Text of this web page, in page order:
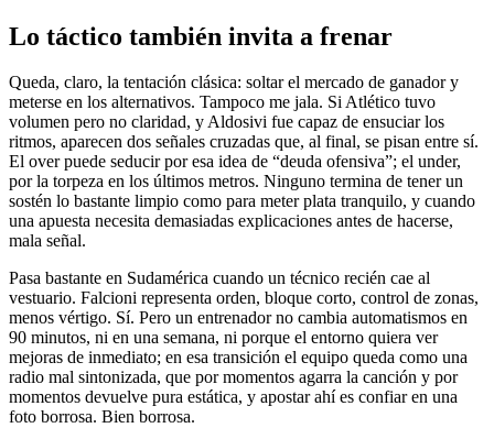
Lo táctico también invita a frenar
Queda, claro, la tentación clásica: soltar el mercado de ganador y
meterse en los alternativos. Tampoco me jala. Si Atlético tuvo
volumen pero no claridad, y Aldosivi fue capaz de ensuciar los
ritmos, aparecen dos señales cruzadas que, al final, se pisan entre sí.
El over puede seducir por esa idea de “deuda ofensiva”; el under,
por la torpeza en los últimos metros. Ninguno termina de tener un
sostén lo bastante limpio como para meter plata tranquilo, y cuando
una apuesta necesita demasiadas explicaciones antes de hacerse,
mala señal.
Pasa bastante en Sudamérica cuando un técnico recién cae al
vestuario. Falcioni representa orden, bloque corto, control de zonas,
menos vértigo. Sí. Pero un entrenador no cambia automatismos en
90 minutos, ni en una semana, ni porque el entorno quiera ver
mejoras de inmediato; en esa transición el equipo queda como una
radio mal sintonizada, que por momentos agarra la canción y por
momentos devuelve pura estática, y apostar ahí es confiar en una
foto borrosa. Bien borrosa.